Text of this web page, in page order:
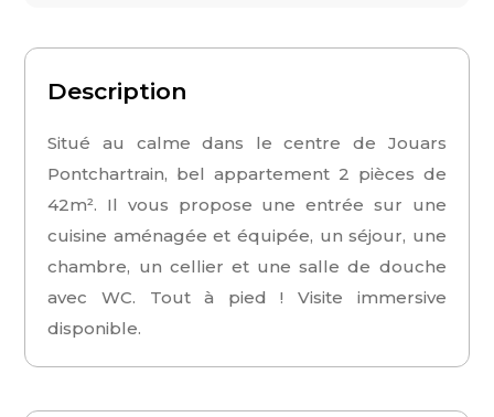
Description
Situé au calme dans le centre de Jouars
Pontchartrain, bel appartement 2 pièces de
42m². Il vous propose une entrée sur une
cuisine aménagée et équipée, un séjour, une
chambre, un cellier et une salle de douche
avec WC. Tout à pied ! Visite immersive
disponible.